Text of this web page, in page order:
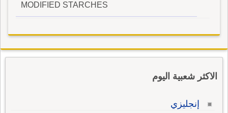
MODIFIED STARCHES
الاكثر شعبية اليوم
إنجليزي